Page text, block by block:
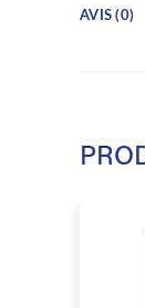
AVIS (0)